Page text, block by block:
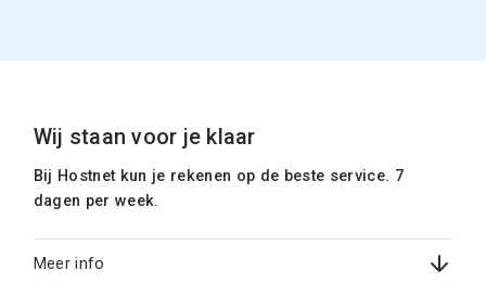
Wij staan voor je klaar
Bij Hostnet kun je rekenen op de beste service. 7
dagen per week.
Meer info